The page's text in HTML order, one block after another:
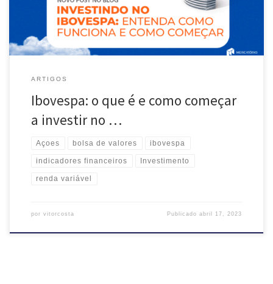
ARTIGOS
Ibovespa: o que é e como começar
a investir no …
Açoes bolsa de valores ibovespa
indicadores financeiros Investimento
renda variável
por vitorcosta Publicadoabril 17, 2023